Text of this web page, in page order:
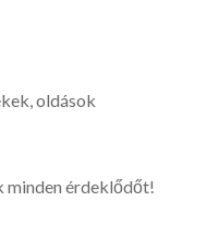
oldások
minden érdeklődőt!